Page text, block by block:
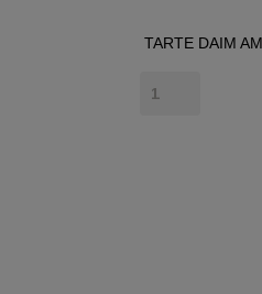
TARTE DAIM